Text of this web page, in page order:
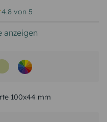
4.8 von5
anzeigen
100x44 mm